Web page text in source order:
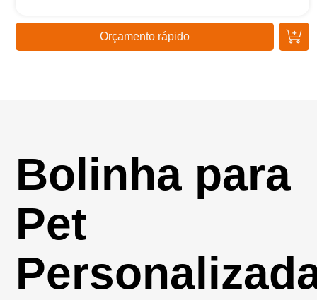
Orçamento rápido
Bolinha para
Pet